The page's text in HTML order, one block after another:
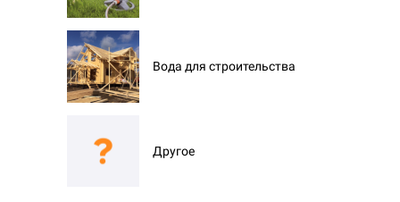
Вода для строительства
Другое